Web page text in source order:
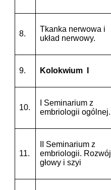
8.
Tkanka nerwowa i
układ nerwowy.
9. Kolokwium I
10.
I Seminarium z
embriologii ogólnej.
11.
II Seminarium z
embriologii. Rozwój
głowy i szyi